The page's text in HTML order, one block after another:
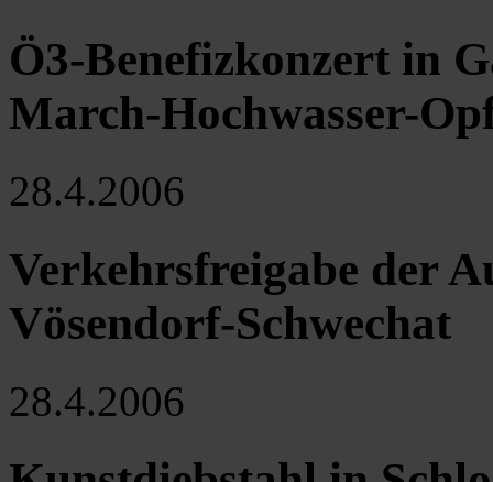
Ö3-Benefizkonzert in
March-Hochwasser-
28.4.2006
Verkehrsfreigabe der
Vösendorf-Schwechat
28.4.2006